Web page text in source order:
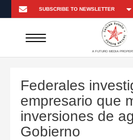
A FUTURO MEDIA
Federales
empresario que
inversiones de
Gobierno